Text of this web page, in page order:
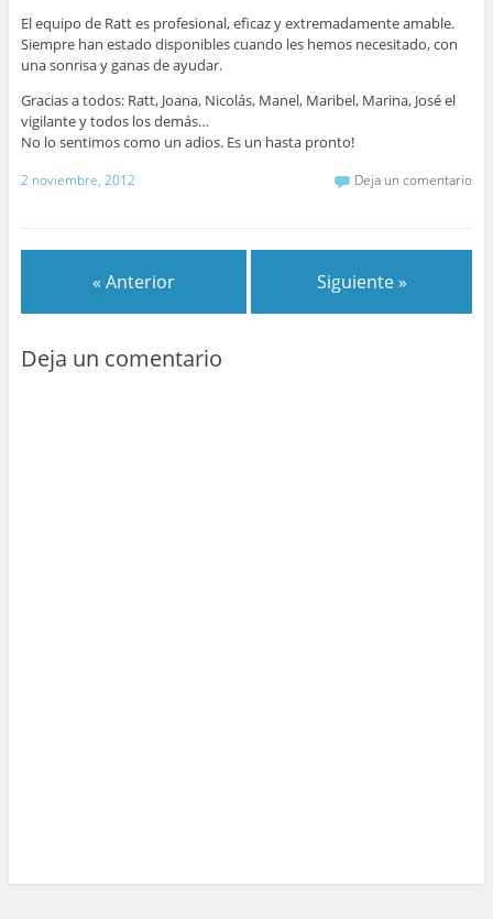
El equipo de Ratt es profesional, eficaz y extremadamente amable.
Siempre han estado disponibles cuando les hemos necesitado, con
una sonrisa y ganas de ayudar.
Gracias a todos: Ratt, Joana, Nicolás, Manel, Maribel, Marina, José el
vigilante y todos los demás…
No lo sentimos como un adios. Es un hasta pronto!
2 noviembre, 2012 Deja un comentario
« Anterior Siguiente »
Deja un comentario